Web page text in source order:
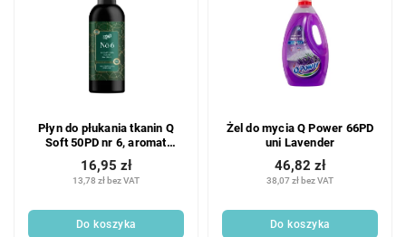
Płyn do płukania tkanin Q
Soft 50PD nr 6, aromat
wykończeniowy 1L
13,78 zł bez VAT
16,95 zł
Do koszyka
Żel do mycia Q Power 66PD
uni Lavender
38,07 zł bez VAT
46,82 zł
Do koszyka